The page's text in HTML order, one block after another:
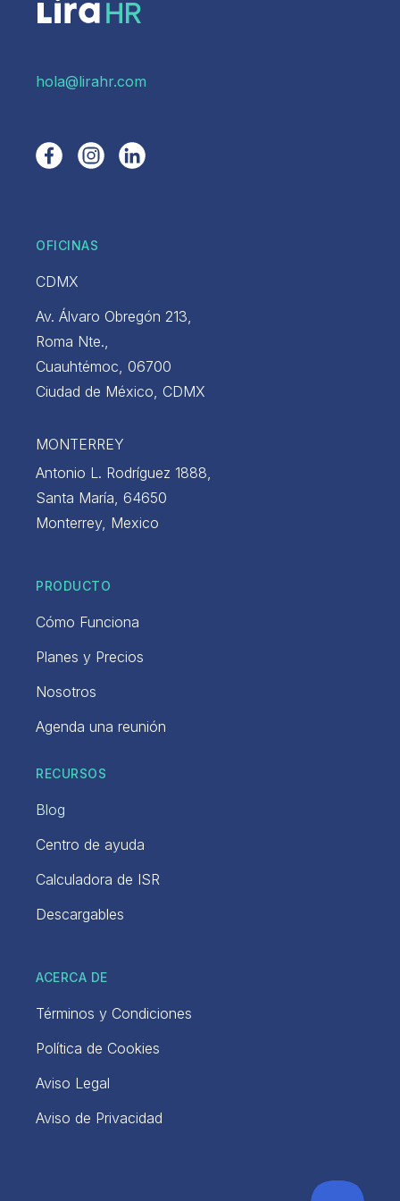
hola@lirahr.com
OFICINAS
CDMX
Av. Álvaro Obregón 213,
Roma Nte.,
Cuauhtémoc, 06700
Ciudad de México, CDMX
MONTERREY
Antonio L. Rodríguez 1888,
Santa María, 64650
Monterrey, Mexico
PRODUCTO
Cómo Funciona
Planes y Precios
Nosotros
Agenda una reunión
RECURSOS
Blog
Centro de ayuda
Calculadora de ISR
Descargables
ACERCA DE
Términos y Condiciones
Política de Cookies
Aviso Legal
Aviso de Privacidad